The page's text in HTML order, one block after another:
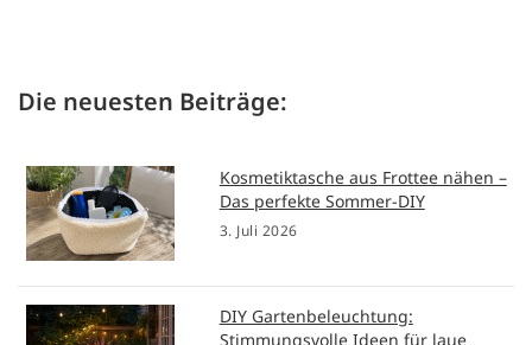
Die neuesten Beiträge:
Kosmetiktasche aus Frottee nähen –
Das perfekte Sommer-DIY
3. Juli 2026
DIY Gartenbeleuchtung:
Stimmungsvolle Ideen für laue